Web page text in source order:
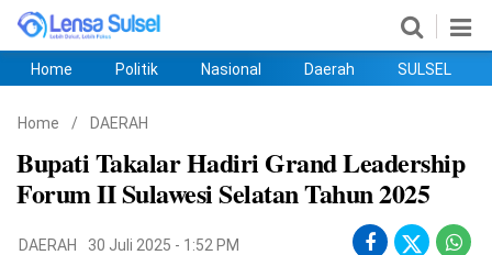
Home Politik Nasional Daerah SULSEL
Home / DAERAH
Bupati Takalar Hadiri Grand Leadership
Forum II Sulawesi Selatan Tahun 2025
DAERAH
30 Juli 2025 - 1:52 PM